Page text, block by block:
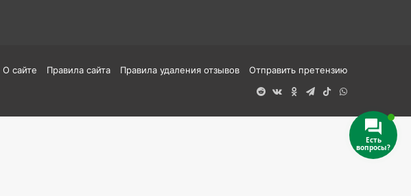
О сайте Правила сайта Правила удаления отзывов
Отправить претензию
Redditvk.comОдноклассники
Telegram
TikTokWhatsApp
Есть
вопросы?